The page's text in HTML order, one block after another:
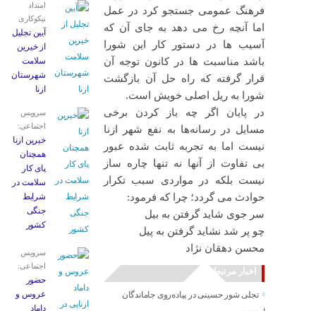
فرهنگ عمومی جستجو کرد در عمل
اما آنچه رخ می دهد به جای آن که
آسیب ها در دستور کار این شورا
باشد مناسبت ها در کانون توجه آن
قرار گرفته که راه حل آن بازگشت
شورا به ریل اصلی خویش است.
در پایان اگر چه باز کردن برخی
مسایل در رسانه‌ها به نفع شهر ازنا
نیست اما به تجربه ثابت شده عبور
بی تفاوت از آنها نه تنها چاره ساز
نیست بلکه در مواردی سبب تکرار
حوادث می گردد؛ چرا که فرمود:
سر جوی شاید گرفتن به بیل
چو پر شد نشاید گرفتن به پیل
محسن دهقان نژاد
اخبار مرتبط
تجلی شور حسینی در پیاده‌روی جاماندگان
امتداد
نیکوکاری
آیین تجلیل
از خیرین
سلامت
شهرستان
ازنا
سرویس
اجتماعی:
خیرین ازنا
همچنان
پای کار
سلامت در
شرایط
جنگی
کشور
سرویس
اجتماعی:
حضور
عروس و
داماد